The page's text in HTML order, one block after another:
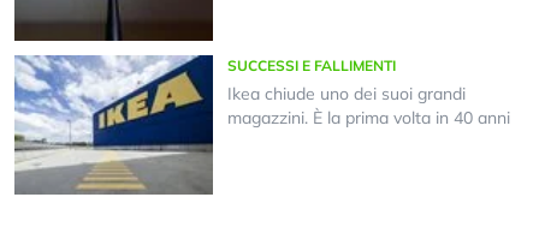
SUCCESSI E FALLIMENTI
Ikea chiude uno dei suoi grandi
magazzini. È la prima volta in 40 anni